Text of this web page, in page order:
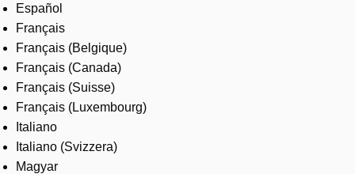
Español
Français
Français (Belgique)
Français (Canada)
Français (Suisse)
Français (Luxembourg)
Italiano
Italiano (Svizzera)
Magyar